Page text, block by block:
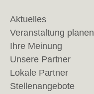
Aktuelles
Veranstaltung planen
Ihre Meinung
Unsere Partner
Lokale Partner
Stellenangebote